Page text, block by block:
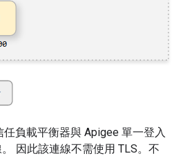
負載平衡器與 Apigee 單一登入
因此該連線不需使用 TLS。不